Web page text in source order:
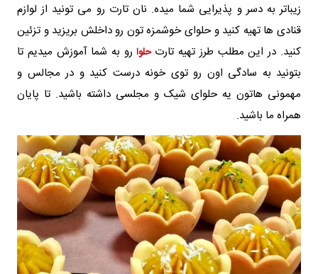
زیباتر به دسر و پذیرایی شما میده. نان تارت رو می تونید از لوازم
قنادی ها تهیه کنید و حلوای خوشمزه تون رو داخلش بریزید و تزئین
کنید. در این مطلب طرز تهیه تارتحلوا رو به شما آموزش میدیم تا
بتونید به سادگی اون رو توی خونه درست کنید و در مجالس و
مهمونی هاتون یه حلوای شیک و مجلسی داشته باشید. تا پایان
همراه ما باشید.